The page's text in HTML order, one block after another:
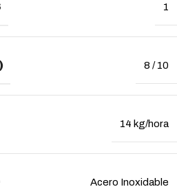
1
8 / 10
14 kg/hora
Acero Inoxidable